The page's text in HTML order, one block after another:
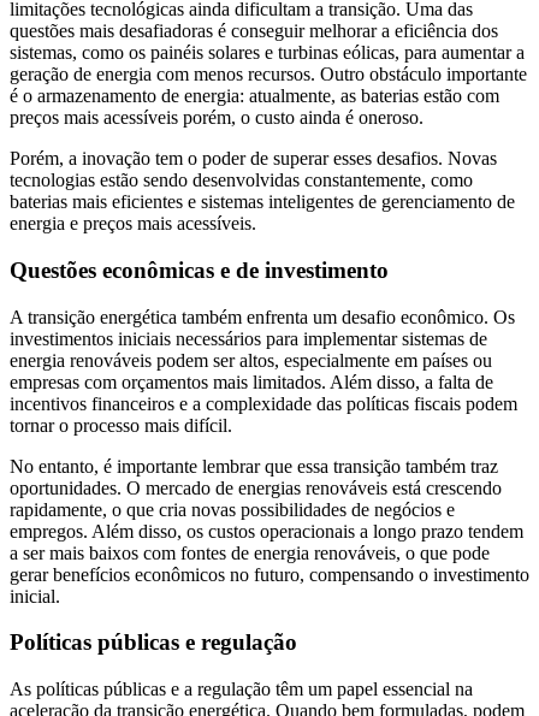
limitações tecnológicas ainda dificultam a transição. Uma das
questões mais desafiadoras é conseguir melhorar a eficiência dos
sistemas, como os painéis solares e turbinas eólicas, para aumentar a
geração de energia com menos recursos. Outro obstáculo importante
é o armazenamento de energia: atualmente, as baterias estão com
preços mais acessíveis porém, o custo ainda é oneroso.
Porém, a inovação tem o poder de superar esses desafios. Novas
tecnologias estão sendo desenvolvidas constantemente, como
baterias mais eficientes e sistemas inteligentes de gerenciamento de
energia e preços mais acessíveis.
Questões econômicas e de investimento
A transição energética também enfrenta um desafio econômico. Os
investimentos iniciais necessários para implementar sistemas de
energia renováveis podem ser altos, especialmente em países ou
empresas com orçamentos mais limitados. Além disso, a falta de
incentivos financeiros e a complexidade das políticas fiscais podem
tornar o processo mais difícil.
No entanto, é importante lembrar que essa transição também traz
oportunidades. O mercado de energias renováveis está crescendo
rapidamente, o que cria novas possibilidades de negócios e
empregos. Além disso, os custos operacionais a longo prazo tendem
a ser mais baixos com fontes de energia renováveis, o que pode
gerar benefícios econômicos no futuro, compensando o investimento
inicial.
Políticas públicas e regulação
As políticas públicas e a regulação têm um papel essencial na
aceleração da transição energética. Quando bem formuladas, podem